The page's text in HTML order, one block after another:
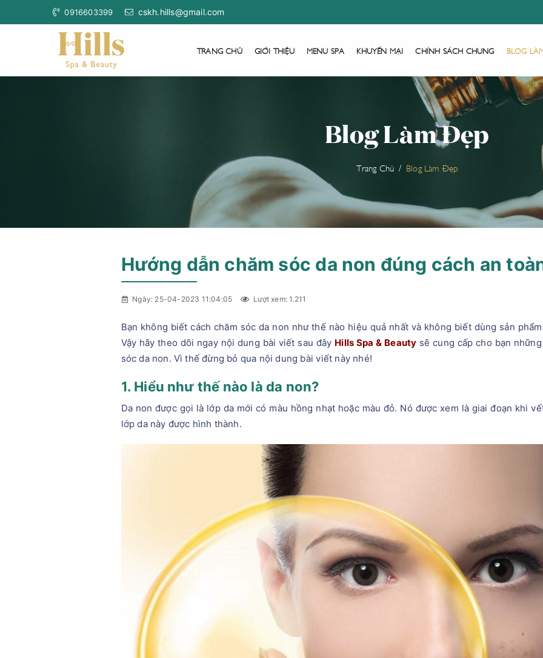
0916603399 cskh.hills@gmail.com
TRANG CHỦ GIỚI THIỆU MENU SPA KHUYẾN MẠI CHÍNH SÁCH CHUNG BLOG
Blog Làm Đẹp
Trang Chủ Blog Làm Đẹp
Hướng dẫn chăm sóc da non đúng cách an
Ngày: 25-04-2023 11:04:05 Lượt xem: 1.211
Bạn không biết cách chăm sóc da non như thế nào hiệu quả nhất và không biết dùng sản
Vậy hãy theo dõi ngay nội dung bài viết sau đây Hills Spa & Beauty sẽ cung cấp cho bạn
sóc da non. Vì thế đừng bỏ qua nội dung bài viết này nhé!
1. Hiểu như thế nào là da non?
Da non được gọi là lớp da mới có màu hồng nhạt hoặc màu đỏ. Nó được xem là giai đoạn khi
lớp da này được hình thành.